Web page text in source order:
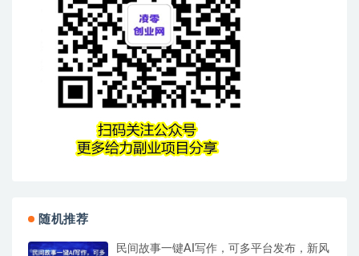
随机推荐
民间故事一键AI写作，可多平台发布，新风